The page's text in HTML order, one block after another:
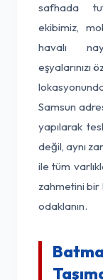
safhada
ekibimiz,
havalı
eşyalarınızı
Samsun
yapılarak
değil, aynı
ile tüm
zahmetini bir
odaklanın.